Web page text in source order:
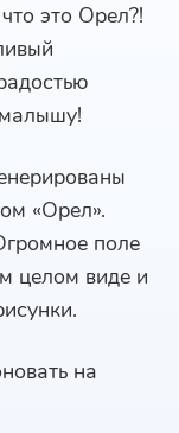
это Орел?!
«Орел».
поле
целом виде и
на